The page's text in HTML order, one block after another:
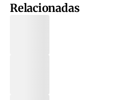
Relacionadas